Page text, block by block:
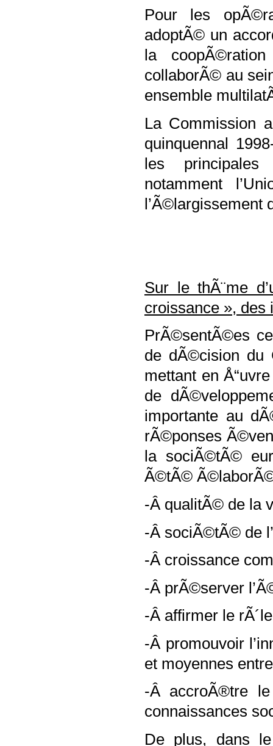
Pour les
adoptÃ© un
la
collaborÃ© au
ensemble
La Commission
quinquennal
les principales
notamment
l’Ã©largissement
Sur le thÃ¨me
croissance »,
PrÃ©sentÃ©es
de dÃ©cision du
mettant en
de
importante au
rÃ©ponses
la sociÃ©tÃ©
Ã©tÃ©
-Â qualitÃ© de la
-Â sociÃ©tÃ© de
-Â croissance
-Â prÃ©server
-Â affirmer le
-Â promouvoir
et moyennes
-Â accroÃ®tre
connaissances
De plus, dans